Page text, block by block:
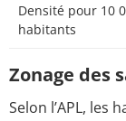
Densité pour 10
habitants
Zonage des
Selon l’APL, les